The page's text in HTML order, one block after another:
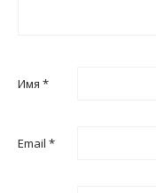
Имя *
Email *